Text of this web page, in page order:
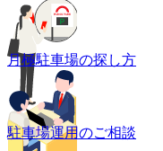
月極駐車場の探し方
駐車場運用のご相談